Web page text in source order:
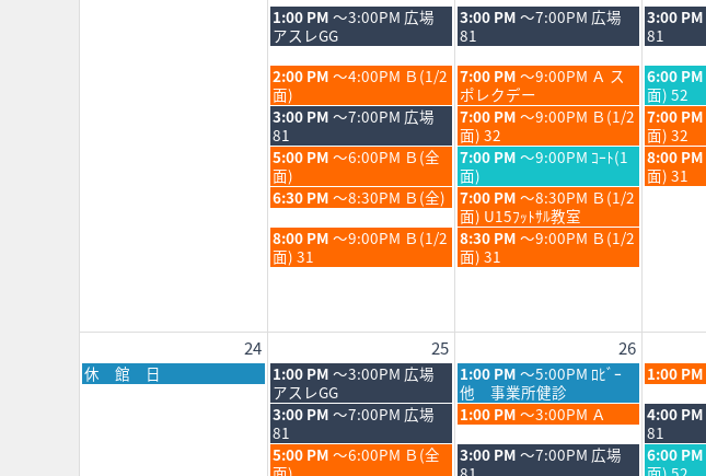
8
月
18th
2026
8
月
19th
2026
8
月
20th
2026
火
曜
日,
8
月
18th
2026
1:00 PM ～3:00PM 広場
アスレGG
水
曜
日,
8
月
19th
2026
3:00 PM ～7:00PM 広場
81
木
曜
日,
8
月
20th
2026
3:00 PM
81
火
曜
日,
8
月
18th
2026
2:00 PM ～4:00PM Ｂ(1/2
面)
水
曜
日,
8
月
19th
2026
7:00 PM ～9:00PM Ａ ス
ポレクデー
木
曜
日,
8
月
20th
2026
6:00 PM
面) 52
火
曜
日,
8
月
18th
2026
3:00 PM ～7:00PM 広場
81
水
曜
日,
8
月
19th
2026
7:00 PM ～9:00PM Ｂ(1/2
面) 32
木
曜
日,
8
月
7:00 PM
面) 32
火
曜
日,
8
月
18th
2026
5:00 PM ～6:00PM Ｂ(全
面)
水
曜
日,
8
月
19th
2026
7:00 PM ～9:00PM ｺｰﾄ(1
面)
木
曜
日,
8:00 PM
面) 31
火
曜
日,
8
月
6:30 PM ～8:30PM Ｂ(全)
水
曜
日,
8
月
7:00 PM ～8:30PM Ｂ(1/2
面) U15ﾌｯﾄｻﾙ教室
火
曜
日,
18th
8:00 PM ～9:00PM Ｂ(1/2
面) 31
水
曜
日,
19th
8:30 PM ～9:00PM Ｂ(1/2
面) 31
24 25 26
月
曜
休 館 日
火
曜
日,
8
月
25th
1:00 PM ～3:00PM 広場
アスレGG
水
曜
日,
8
月
26th
1:00 PM ～5:00PM ﾛﾋﾞｰ
他 事業所健診
木
曜
日,
8
月
27th
1:00 PM
火
曜
日,
8
3:00 PM ～7:00PM 広場
81
水
曜
日,
8
1:00 PM ～3:00PM Ａ
木
曜
日,
8
4:00 PM
81
火
5:00 PM ～6:00PM Ｂ(全
水
3:00 PM ～7:00PM 広場
木
6:00 PM